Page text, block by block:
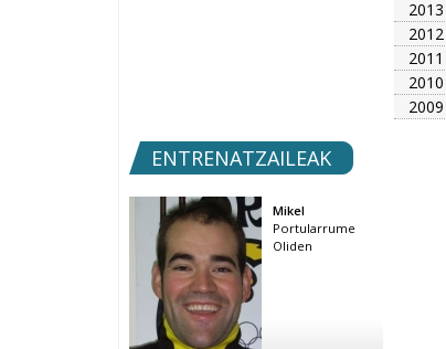
2013
2012
2011
2010
2009
ENTRENATZAILEAK
Mikel
Portularrume
Oliden